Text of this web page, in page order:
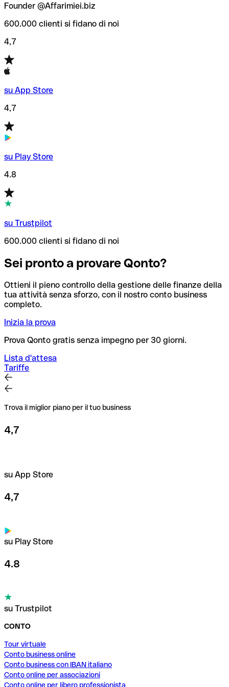
Founder @Affarimiei.biz
600.000 clienti si fidano di noi
4,7
su App Store
4,7
su Play Store
4.8
su Trustpilot
600.000 clienti si fidano di noi
Sei pronto a provare Qonto?
Ottieni il pieno controllo della gestione delle finanze della
tua attività senza sforzo, con il nostro conto business
completo.
Inizia la prova
Prova Qonto gratis senza impegno per 30 giorni.
Lista d'attesa
Tariffe
Trova il miglior piano per il tuo business
4,7
su App Store
4,7
su Play Store
4.8
su Trustpilot
CONTO
Tour virtuale
Conto business online
Conto business con IBAN italiano
Conto online per associazioni
Conto online per libero professionista